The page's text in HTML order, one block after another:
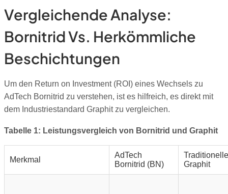
Vergleichende Analyse:
Bornitrid Vs. Herkömmliche
Beschichtungen
Um den Return on Investment (ROI) eines Wechsels zu
AdTech Bornitrid zu verstehen, ist es hilfreich, es direkt mit
dem Industriestandard Graphit zu vergleichen.
Tabelle 1: Leistungsvergleich von Bornitrid und Graphit
Merkmal
AdTech
Bornitrid (BN)
Graphit